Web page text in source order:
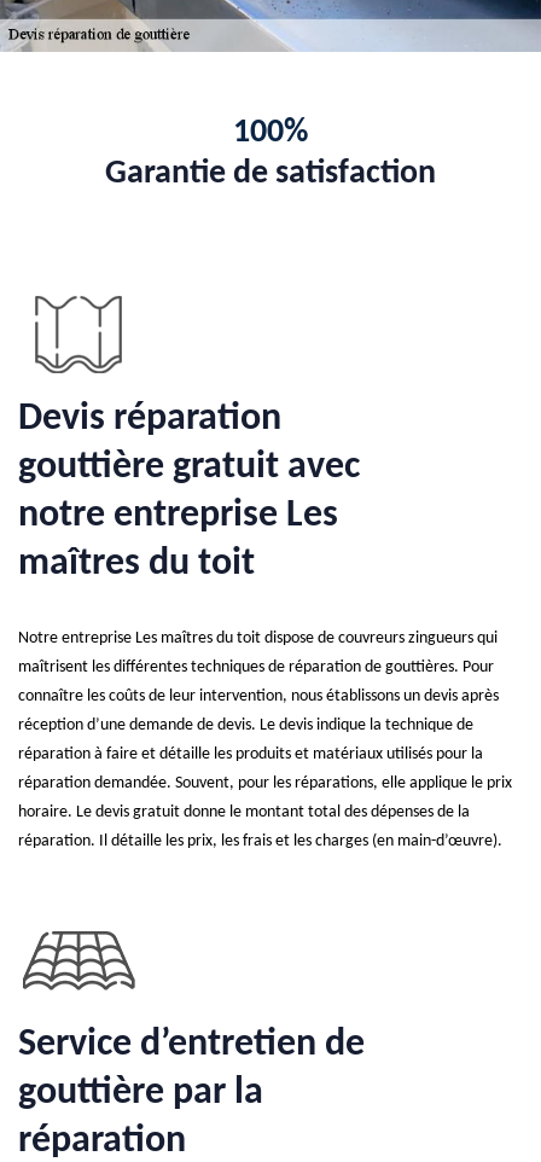
100%
Garantie de satisfaction
Devis réparation
gouttière gratuit avec
notre entreprise Les
maîtres du toit
Notre entreprise Les maîtres du toit dispose de couvreurs zingueurs qui
maîtrisent les différentes techniques de réparation de gouttières. Pour
connaître les coûts de leur intervention, nous établissons un devis après
réception d’une demande de devis. Le devis indique la technique de
réparation à faire et détaille les produits et matériaux utilisés pour la
réparation demandée. Souvent, pour les réparations, elle applique le prix
horaire. Le devis gratuit donne le montant total des dépenses de la
réparation. Il détaille les prix, les frais et les charges (en main-d’œuvre).
Service d’entretien de
gouttière par la
réparation